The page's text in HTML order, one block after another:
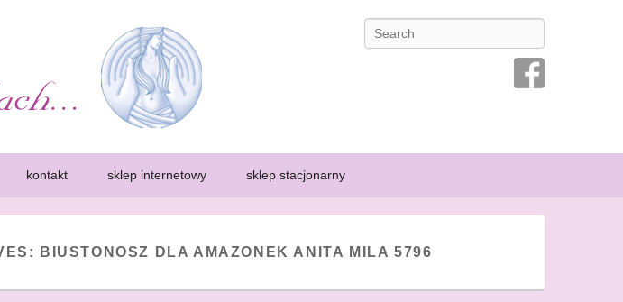
protezy
zdecydowanie zwiększa szansę na przeżycie osoby chorej, dlatego prowadzi się kampanie
zwane często amazonkami, potrzebują specyficznej bielizny, która pozwoli im poczuć się kobieco i
Search
kontakt sklep internetowy sklep stacjonarny
BIUSTONOSZ DLA AMAZONEK ANITA MILA 5796